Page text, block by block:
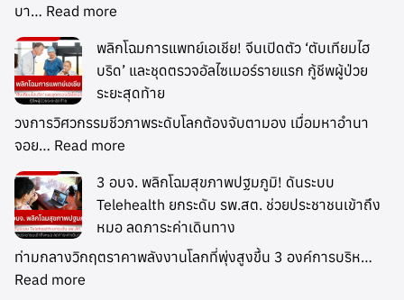
บา… Read more
พลิกโฉมการแพทย์เอเชีย! จีนเปิดตัว ‘ตับเทียมไฮ
บริด’ และชุดตรวจอัลไซเมอร์รายแรก กู้ชีพผู้ป่วย
ระยะสุดท้าย
วงการวิศวกรรมชีวภาพระดับโลกต้องจับตามอง เมื่อมหาอำนา
จอย… Read more
3 อบจ. พลิกโฉมสุขภาพปฐมภูมิ! ดันระบบ
Telehealth ยกระดับ รพ.สต. ช่วยประชาชนเข้าถึง
หมอ ลดภาระค่าเดินทาง
ท่ามกลางวิกฤตราคาพลังงานโลกที่พุ่งสูงขึ้น 3 องค์การบริห…
Read more